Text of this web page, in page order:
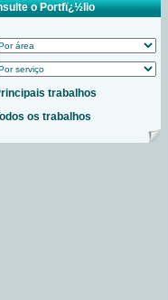
o Portfï¿½lio
trabalhos
os trabalhos